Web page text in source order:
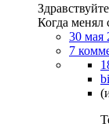
Когда менял
30 мая
7